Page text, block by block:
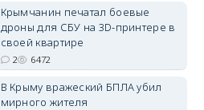
Крымчанин печатал боевые
дроны для СБУ на 3D-принтере в
своей квартире
2 6472
В Крыму вражеский БПЛА убил
мирного жителя